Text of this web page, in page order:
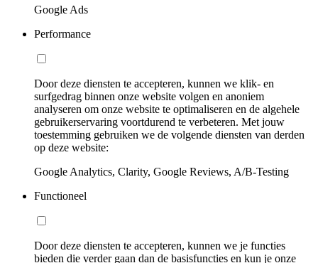
Google Ads
Performance
Door deze diensten te accepteren, kunnen we klik- en
surfgedrag binnen onze website volgen en anoniem
analyseren om onze website te optimaliseren en de algehele
gebruikerservaring voortdurend te verbeteren. Met jouw
toestemming gebruiken we de volgende diensten van derden
op deze website:
Google Analytics, Clarity, Google Reviews, A/B-Testing
Functioneel
Door deze diensten te accepteren, kunnen we je functies
bieden die verder gaan dan de basisfuncties en kun je onze